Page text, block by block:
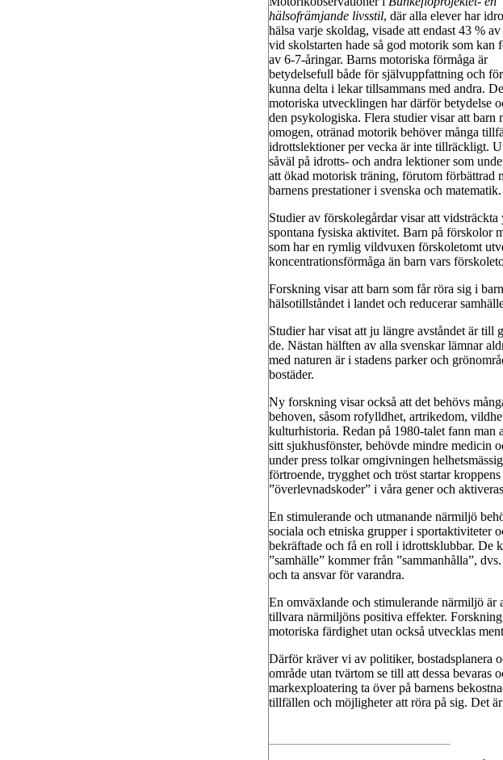
hälsofrämjande livsstil, där alla elever har
hälsa varje skoldag, visade att endast 43 % av
vid skolstarten hade så god motorik som kan
av 6-7-åringar. Barns motoriska förmåga är
betydelsefull både för självuppfattning och
kunna delta i lekar tillsammans med andra.
motoriska utvecklingen har därför betydelse
den psykologiska. Flera studier visar att barn
omogen, otränad motorik behöver många
idrottslektioner per vecka är inte tillräckligt.
såväl på idrotts- och andra lektioner som
att ökad motorisk träning, förutom förbättrad
barnens prestationer i svenska och matematik.
Studier av förskolegårdar visar att
spontana fysiska aktivitet. Barn på förskolor
som har en rymlig vildvuxen förskoletomt
koncentrationsförmåga än barn vars
Forskning visar att barn som får röra sig i
hälsotillståndet i landet och reducerar
Studier har visat att ju längre avståndet är till
de. Nästan hälften av alla svenskar lämnar
med naturen är i stadens parker och
bostäder.
Ny forskning visar också att det behövs
behoven, såsom rofylldhet, artrikedom,
kulturhistoria. Redan på 1980-talet fann man
sitt sjukhusfönster, behövde mindre medicin
under press tolkar omgivningen
förtroende, trygghet och tröst startar
”överlevnadskoder” i våra gener och
En stimulerande och utmanande närmiljö
sociala och etniska grupper i sportaktiviteter
bekräftade och få en roll i idrottsklubbar. De
”samhälle” kommer från ”sammanhålla”,
och ta ansvar för varandra.
En omväxlande och stimulerande närmiljö är
tillvara närmiljöns positiva effekter.
motoriska färdighet utan också utvecklas
Därför kräver vi av politiker, bostadsplanera
område utan tvärtom se till att dessa bevaras
markexploatering ta över på barnens
tillfällen och möjligheter att röra på sig. Det